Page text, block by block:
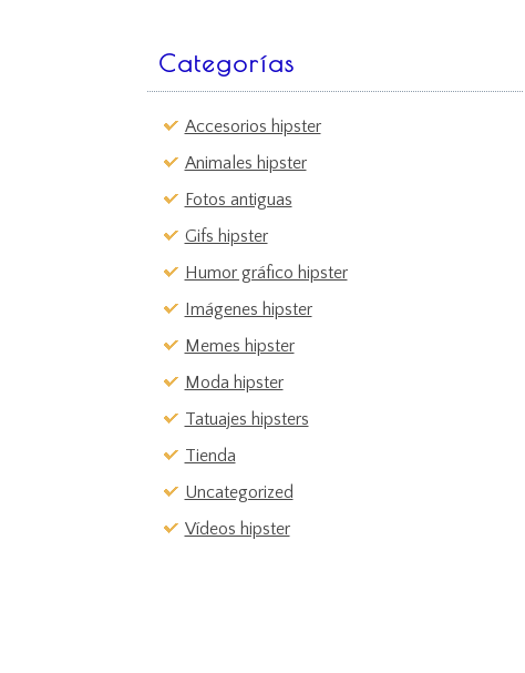
Categorías
Accesorios hipster
Animales hipster
Fotos antiguas
Gifs hipster
Humor gráfico hipster
Imágenes hipster
Memes hipster
Moda hipster
Tatuajes hipsters
Tienda
Uncategorized
Vídeos hipster